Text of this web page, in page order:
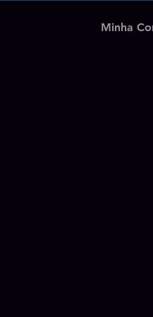
Minha